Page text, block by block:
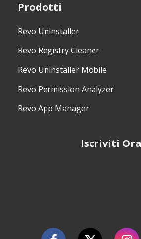
Prodotti
Revo Uninstaller
Revo Registry Cleaner
Revo Uninstaller Mobile
Revo Permission Analyzer
Revo App Manager
Iscriviti Ora